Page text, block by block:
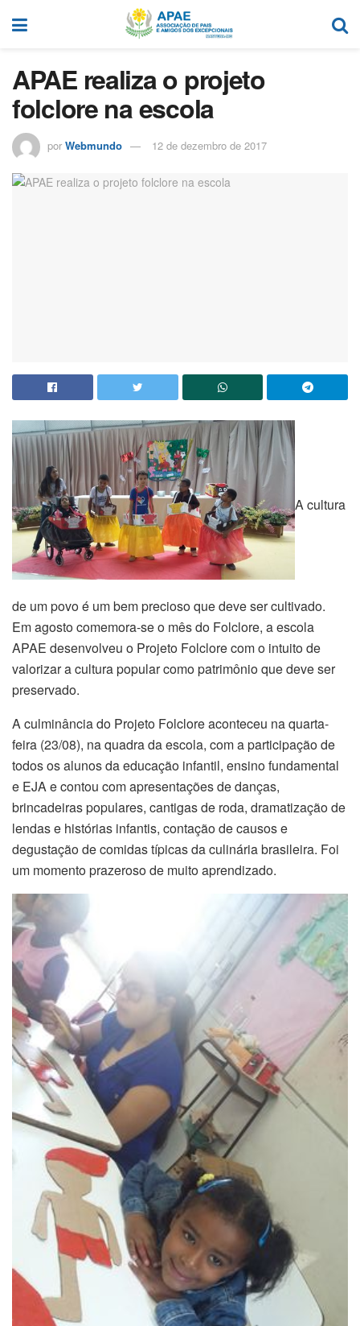
APAE realiza o projeto
folclore na escola
por Webmundo 12 de dezembro de 2017
A cultura
de um povo é um bem precioso que deve ser cultivado.
Em agosto comemora-se o mês do Folclore, a escola
APAE desenvolveu o Projeto Folclore com o intuito de
valorizar a cultura popular como patrimônio que deve ser
preservado.
A culminância do Projeto Folclore aconteceu na quarta-
feira (23/08), na quadra da escola, com a participação de
todos os alunos da educação infantil, ensino fundamental
e EJA e contou com apresentações de danças,
brincadeiras populares, cantigas de roda, dramatização de
lendas e histórias infantis, contação de causos e
degustação de comidas típicas da culinária brasileira. Foi
um momento prazeroso de muito aprendizado.